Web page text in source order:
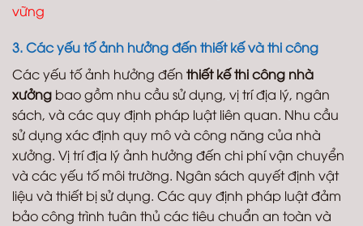
vững
3. Các yếu tố ảnh hưởng đến thiết kế và thi công
Các yếu tố ảnh hưởng đến thiết kế thi công nhà
xưởng bao gồm nhu cầu sử dụng, vị trí địa lý, ngân
sách, và các quy định pháp luật liên quan. Nhu cầu
sử dụng xác định quy mô và công năng của nhà
xưởng. Vị trí địa lý ảnh hưởng đến chi phí vận chuyển
và các yếu tố môi trường. Ngân sách quyết định vật
liệu và thiết bị sử dụng. Các quy định pháp luật đảm
bảo công trình tuân thủ các tiêu chuẩn an toàn và